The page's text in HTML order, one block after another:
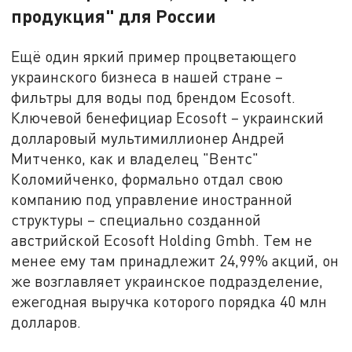
продукция" для России
Ещё один яркий пример процветающего
украинского бизнеса в нашей стране –
фильтры для воды под брендом Ecosoft.
Ключевой бенефициар Ecosoft – украинский
долларовый мультимиллионер Андрей
Митченко, как и владелец "Вентс"
Коломийченко, формально отдал свою
компанию под управление иностранной
структуры – специально созданной
австрийской Ecosoft Holding Gmbh. Тем не
менее ему там принадлежит 24,99% акций, он
же возглавляет украинское подразделение,
ежегодная выручка которого порядка 40 млн
долларов.